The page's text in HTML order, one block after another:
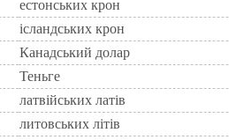
естонських крон
ісландських крон
Канадський долар
Теньге
латвійських латів
литовських літів